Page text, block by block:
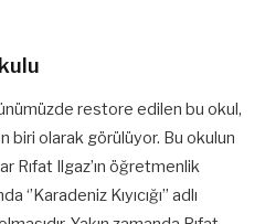
restore edilen bu okul,
biri olarak görülüyor. Bu okulun
Rıfat Ilgaz’ın öğretmenlik
Kıyıcığı’’ adlı